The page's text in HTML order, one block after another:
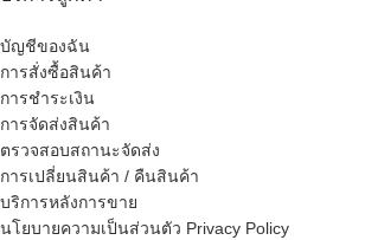
บัญชีของฉัน
การสั่งซื้อสินค้า
การชำระเงิน
การจัดส่งสินค้า
ตรวจสอบสถานะจัดส่ง
การเปลี่ยนสินค้า / คืนสินค้า
บริการหลังการขาย
นโยบายความเป็นส่วนตัว Privacy Policy